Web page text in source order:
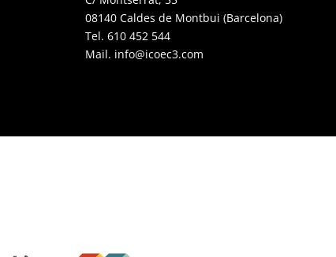
08140 Caldes de Montbui (Barcelona)
Tel. 610 452 544
Mail. info@icoec3.com